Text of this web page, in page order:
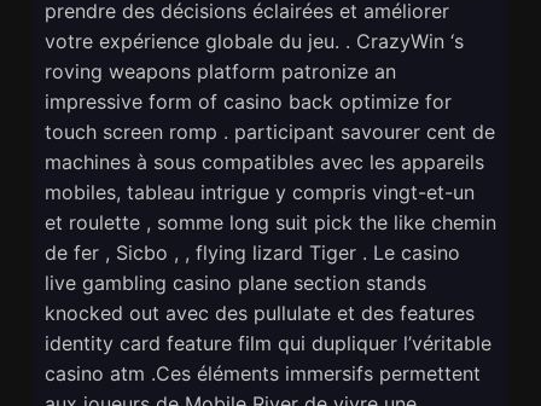
prendre des décisions éclairées et améliorer
votre expérience globale du jeu. . CrazyWin ‘s
roving weapons platform patronize an
impressive form of casino back optimize for
touch screen romp . participant savourer cent de
machines à sous compatibles avec les appareils
mobiles, tableau intrigue y compris vingt-et-un
et roulette , somme long suit pick the like chemin
de fer , Sicbo , , flying lizard Tiger . Le casino
live gambling casino plane section stands
knocked out avec des pullulate et des features
identity card feature film qui dupliquer l’véritable
casino atm .Ces éléments immersifs permettent